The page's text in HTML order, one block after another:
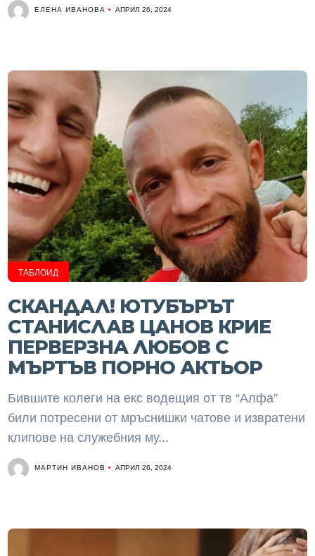
ЕЛЕНА ИВАНОВА АПРИЛ 26, 2024
ТАБЛОИД
СКАНДАЛ! ЮТУБЪРЪТ
СТАНИСЛАВ ЦАНОВ КРИЕ
ПЕРВЕРЗНА ЛЮБОВ С
МЪРТЪВ ПОРНО АКТЬОР
Бившите колеги на екс водещия от тв “Алфа”
били потресени от мръснишки чатове и извратени
клипове на служебния му...
МАРТИН ИВАНОВ АПРИЛ 26, 2024